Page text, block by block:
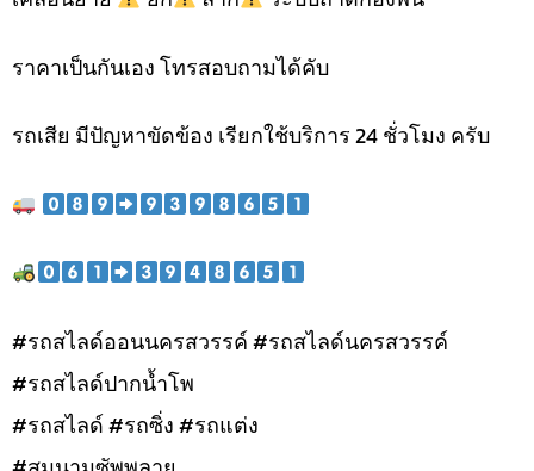
ราคาเป็นกันเอง โทรสอบถามได้คับ
รถเสีย มีปัญหาขัดข้อง เรียกใช้บริการ 24 ชั่วโมง ครับ
#รถสไลด์ออนนครสวรรค์ #รถสไลด์นครสวรรค์
#รถสไลด์ปากน้ำโพ
#รถสไลด์ #รถซิ่ง #รถแต่ง